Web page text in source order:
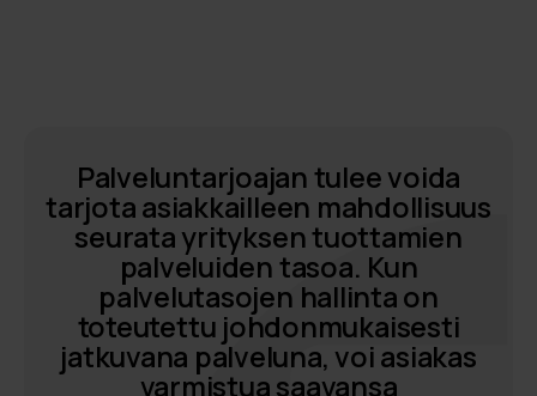
Palveluntarjoajan tulee voida
tarjota asiakkailleen mahdollisuus
seurata yrityksen tuottamien
palveluiden tasoa. Kun
palvelutasojen hallinta on
toteutettu johdonmukaisesti
jatkuvana palveluna, voi asiakas
varmistua saavansa